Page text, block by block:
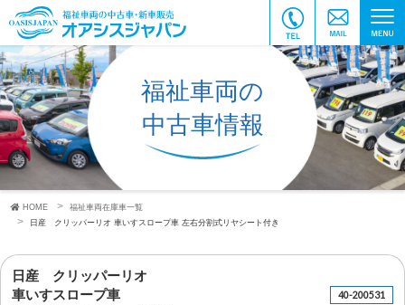
福祉車両の
中古車情報
HOME
福祉車両在庫車一覧
日産 クリッパーリオ 車いすスロープ車 左右分割式リヤシート付き
日産 クリッパーリオ
車いすスロープ車
40-200531